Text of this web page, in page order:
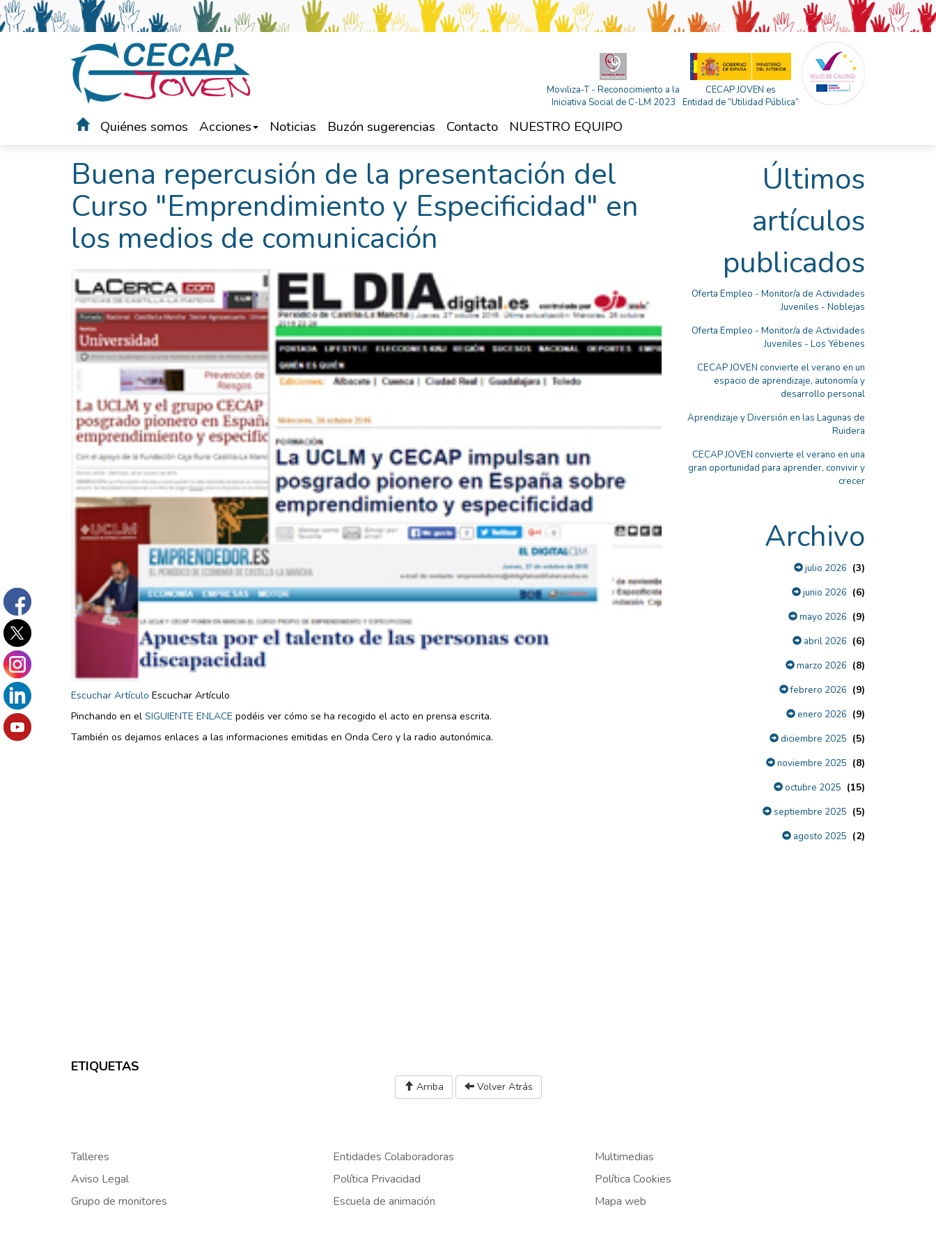
Moviliza-T - Reconocimiento a la
Iniciativa Social de C-LM 2023
CECAP JOVEN es
Entidad de “Utilidad Pública”
Quiénes somos Acciones Noticias Buzón sugerencias Contacto NUESTRO EQUIPO
Buena repercusión de la presentación del
Curso "Emprendimiento y Especificidad" en
los medios de comunicación
Escuchar Artículo Escuchar Artículo
Pinchando en el SIGUIENTE ENLACE podéis ver cómo se ha recogido el acto en prensa escrita.
También os dejamos enlaces a las informaciones emitidas en Onda Cero y la radio autonómica.
Últimos
artículos
publicados
Oferta Empleo - Monitor/a de Actividades
Juveniles - Noblejas
Oferta Empleo - Monitor/a de Actividades
Juveniles - Los Yébenes
CECAP JOVEN convierte el verano en un
espacio de aprendizaje, autonomía y
desarrollo personal
Aprendizaje y Diversión en las Lagunas de
Ruidera
CECAP JOVEN convierte el verano en una
gran oportunidad para aprender, convivir y
crecer
Archivo
julio 2026 (3)
junio 2026 (6)
mayo 2026 (9)
abril 2026 (6)
marzo 2026 (8)
febrero 2026 (9)
enero 2026 (9)
diciembre 2025 (5)
noviembre 2025 (8)
octubre 2025 (15)
septiembre 2025 (5)
agosto 2025 (2)
ETIQUETAS
Arriba Volver Atrás
Talleres Entidades Colaboradoras
Multimedias
Aviso Legal
Política Privacidad
Política Cookies
Grupo de monitores
Escuela de animación Mapa web